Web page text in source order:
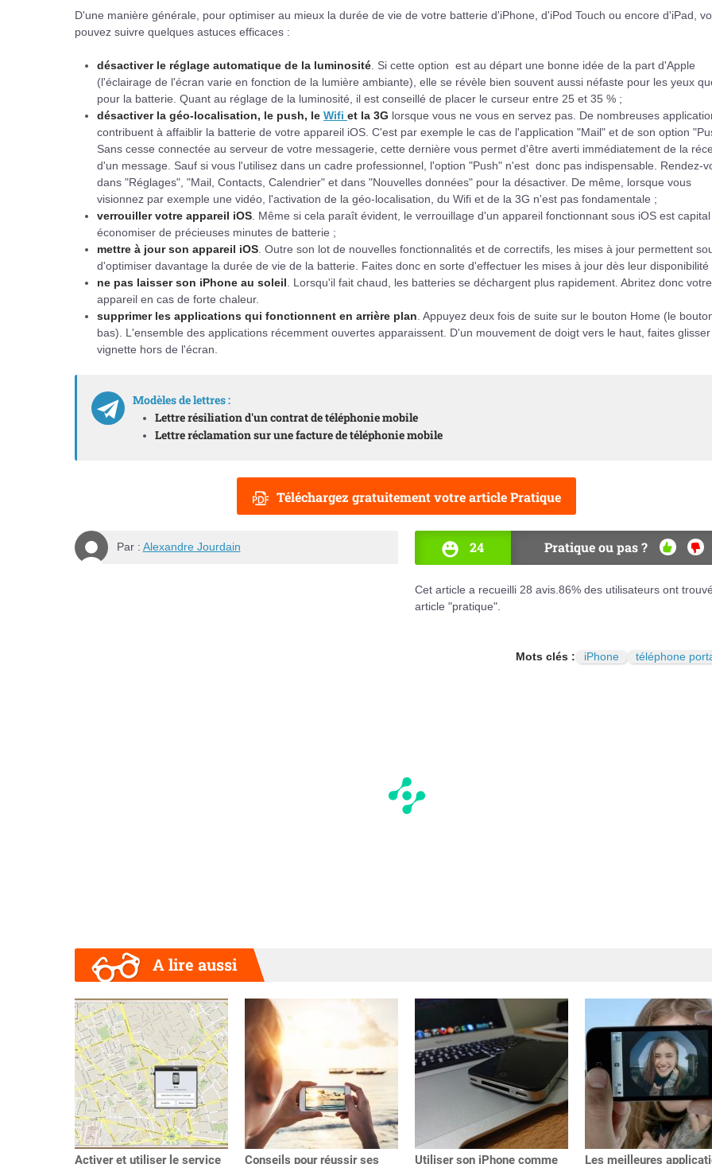
D'une manière générale, pour optimiser au mieux la durée de vie de votre batterie d'iPhone, d'iPod Touch ou encore d'iPad,
pouvez suivre quelques astuces efficaces :
désactiver le réglage automatique de la luminosité . Si cette option est au départ une bonne idée de la part d'Apple
(l'éclairage de l'écran varie en fonction de la lumière ambiante), elle se révèle bien souvent aussi néfaste pour les yeux
pour la batterie. Quant au réglage de la luminosité, il est conseillé de placer le curseur entre 25 et 35 % ;
désactiver la géo-localisation, le push, le Wifi et la 3G lorsque vous ne vous en servez pas. De nombreuses
contribuent à affaiblir la batterie de votre appareil iOS. C'est par exemple le cas de l'application "Mail" et de son option
Sans cesse connectée au serveur de votre messagerie, cette dernière vous permet d'être averti immédiatement de la
d'un message. Sauf si vous l'utilisez dans un cadre professionnel, l'option "Push" n'est donc pas indispensable. Rendez-
dans "Réglages", "Mail, Contacts, Calendrier" et dans "Nouvelles données" pour la désactiver. De même, lorsque vous
visionnez par exemple une vidéo, l'activation de la géo-localisation, du Wifi et de la 3G n'est pas fondamentale ;
verrouiller votre appareil iOS . Même si cela paraît évident, le verrouillage d'un appareil fonctionnant sous iOS est
économiser de précieuses minutes de batterie ;
mettre à jour son appareil iOS . Outre son lot de nouvelles fonctionnalités et de correctifs, les mises à jour permettent
d'optimiser davantage la durée de vie de la batterie. Faites donc en sorte d'effectuer les mises à jour dès leur disponibilité
ne pas laisser son iPhone au soleil . Lorsqu'il fait chaud, les batteries se déchargent plus rapidement. Abritez donc votre
appareil en cas de forte chaleur.
supprimer les applications qui fonctionnent en arrière plan . Appuyez deux fois de suite sur le bouton Home (le
bas). L'ensemble des applications récemment ouvertes apparaissent. D'un mouvement de doigt vers le haut, faites glisser
vignette hors de l'écran.
Modèles de lettres :
Lettre résiliation d'un contrat de téléphonie mobile
Lettre réclamation sur une facture de téléphonie mobile
Téléchargez gratuitement votre article Pratique
Par : Alexandre Jourdain 24 Pratique ou pas ?
OUI NON
Cet article a recueilli 28 avis. 86% des utilisateurs ont
article "pratique".
Mots clés : iPhone téléphone
A lire aussi
Activer et utiliser le service Conseils pour réussir ses Utiliser son iPhone comme Les meilleures
Précédent